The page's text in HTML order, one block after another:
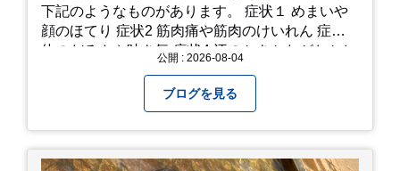
下記のようなものがあります。 症状１ めまいや
顔のほてり 症状2 筋肉痛や筋肉のけいれん 症状3
体のだるさや吐き気 症状4 汗のかきかたがおかし
に反応しない、まっすぐ歩けない 症状7 水分補給
に医療機関へ相談、または救急車を呼びましょう
□涼しい場所へ移動しましょう □衣服を脱がし、
体を冷やして体温を下げましょう □塩分や水分を
公開 : 2026-08-04
ブログを見る